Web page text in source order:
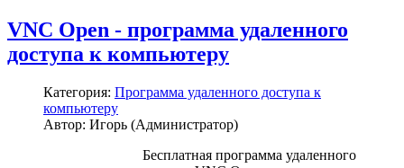
VNC Open - программа удаленного
доступа к компьютеру
Категория: Программа удаленного доступа к
компьютеру
Автор: Игорь (Администратор)
Бесплатная программа удаленного